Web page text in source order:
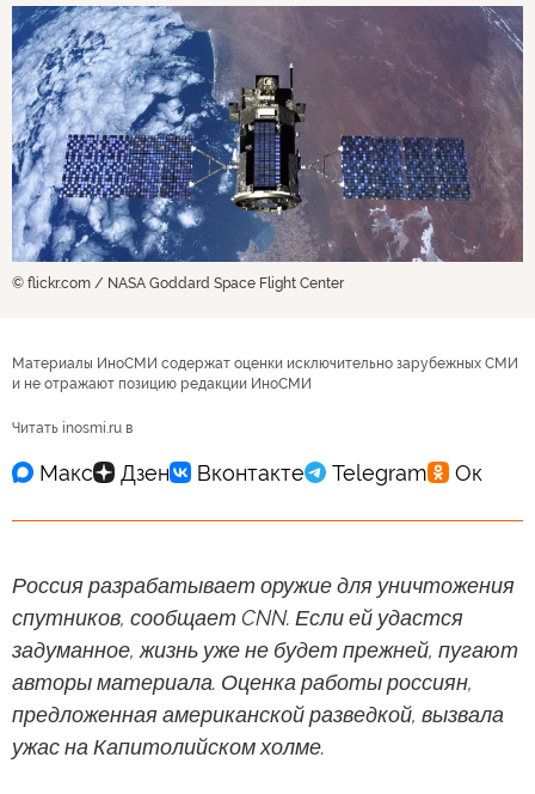
© flickr.com / NASA Goddard Space Flight Center
Материалы ИноСМИ содержат оценки исключительно зарубежных СМИ
и не отражают позицию редакции ИноСМИ
Читать inosmi.ru в
Россия разрабатывает оружие для уничтожения
спутников, сообщает CNN. Если ей удастся
задуманное, жизнь уже не будет прежней, пугают
авторы материала. Оценка работы россиян,
предложенная американской разведкой, вызвала
ужас на Капитолийском холме.